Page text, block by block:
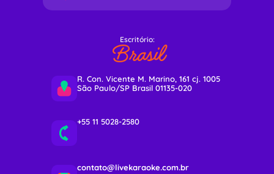
Escritório:
Brasil
R. Con. Vicente M. Marino, 161 cj. 1005
São Paulo/SP Brasil 01135-020
+55 11 5028-2580
contato@livekaraoke.com.br